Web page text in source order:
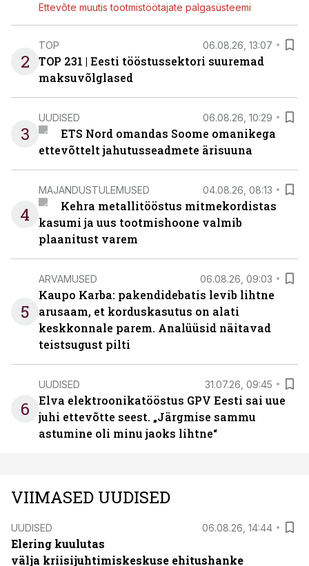
Ettevõte muutis tootmistöötajate palgasüsteemi
2
TOP 06.08.26, 13:07
TOP 231 | Eesti tööstussektori suuremad
maksuvõlglased
3
UUDISED 06.08.26, 10:29
ETS Nord omandas Soome omanikega
ettevõttelt jahutusseadmete ärisuuna
4
MAJANDUSTULEMUSED 04.08.26, 08:13
Kehra metallitööstus mitmekordistas
kasumi ja uus tootmishoone valmib
plaanitust varem
5
ARVAMUSED 06.08.26, 09:03
Kaupo Karba: pakendidebatis levib lihtne
arusaam, et korduskasutus on alati
keskkonnale parem. Analüüsid näitavad
teistsugust pilti
6
UUDISED 31.07.26, 09:45
Elva elektroonikatööstus GPV Eesti sai uue
juhi ettevõtte seest. „Järgmise sammu
astumine oli minu jaoks lihtne“
VIIMASED UUDISED
UUDISED 06.08.26, 14:44
Elering kuulutas
välja kriisijuhtimiskeskuse ehitushanke